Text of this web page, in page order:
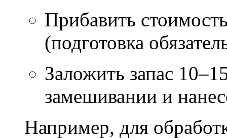
Прибавить
(подготовка
Заложить запас
замешивании и
Например, для